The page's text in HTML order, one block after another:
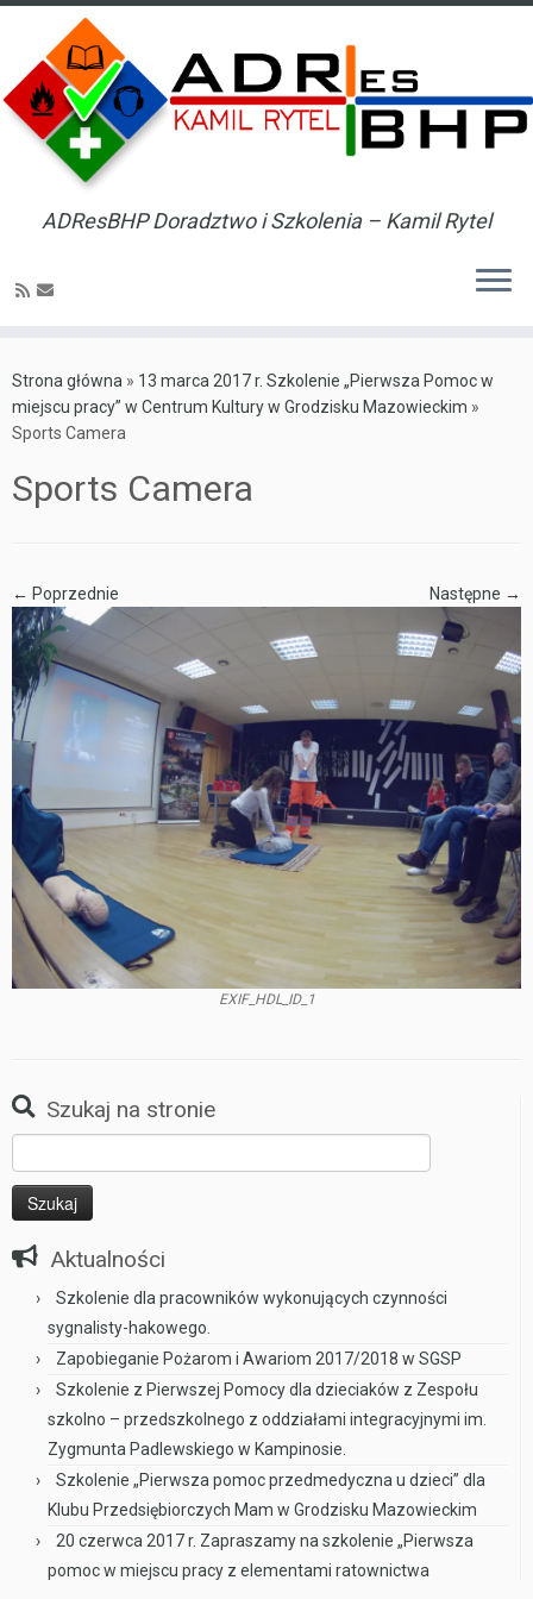
to
content
ADResBHP Doradztwo i Szkolenia – Kamil Rytel
Strona główna » 13 marca 2017 r. Szkolenie „Pierwsza Pomoc w
miejscu pracy” w Centrum Kultury w Grodzisku Mazowieckim »
Sports Camera
Sports Camera
← Poprzednie Następne →
EXIF_HDL_ID_1
Szukaj na stronie
Aktualności
Szkolenie dla pracowników wykonujących czynności
sygnalisty-hakowego.
Zapobieganie Pożarom i Awariom 2017/2018 w SGSP
Szkolenie z Pierwszej Pomocy dla dzieciaków z Zespołu
szkolno – przedszkolnego z oddziałami integracyjnymi im.
Zygmunta Padlewskiego w Kampinosie.
Szkolenie „Pierwsza pomoc przedmedyczna u dzieci” dla
Klubu Przedsiębiorczych Mam w Grodzisku Mazowieckim
20 czerwca 2017 r. Zapraszamy na szkolenie „Pierwsza
pomoc w miejscu pracy z elementami ratownictwa